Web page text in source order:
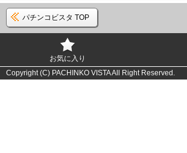
パチンコビスタ TOP
お気に入り
Copyright (C) PACHINKO VISTA All Right Reserved.